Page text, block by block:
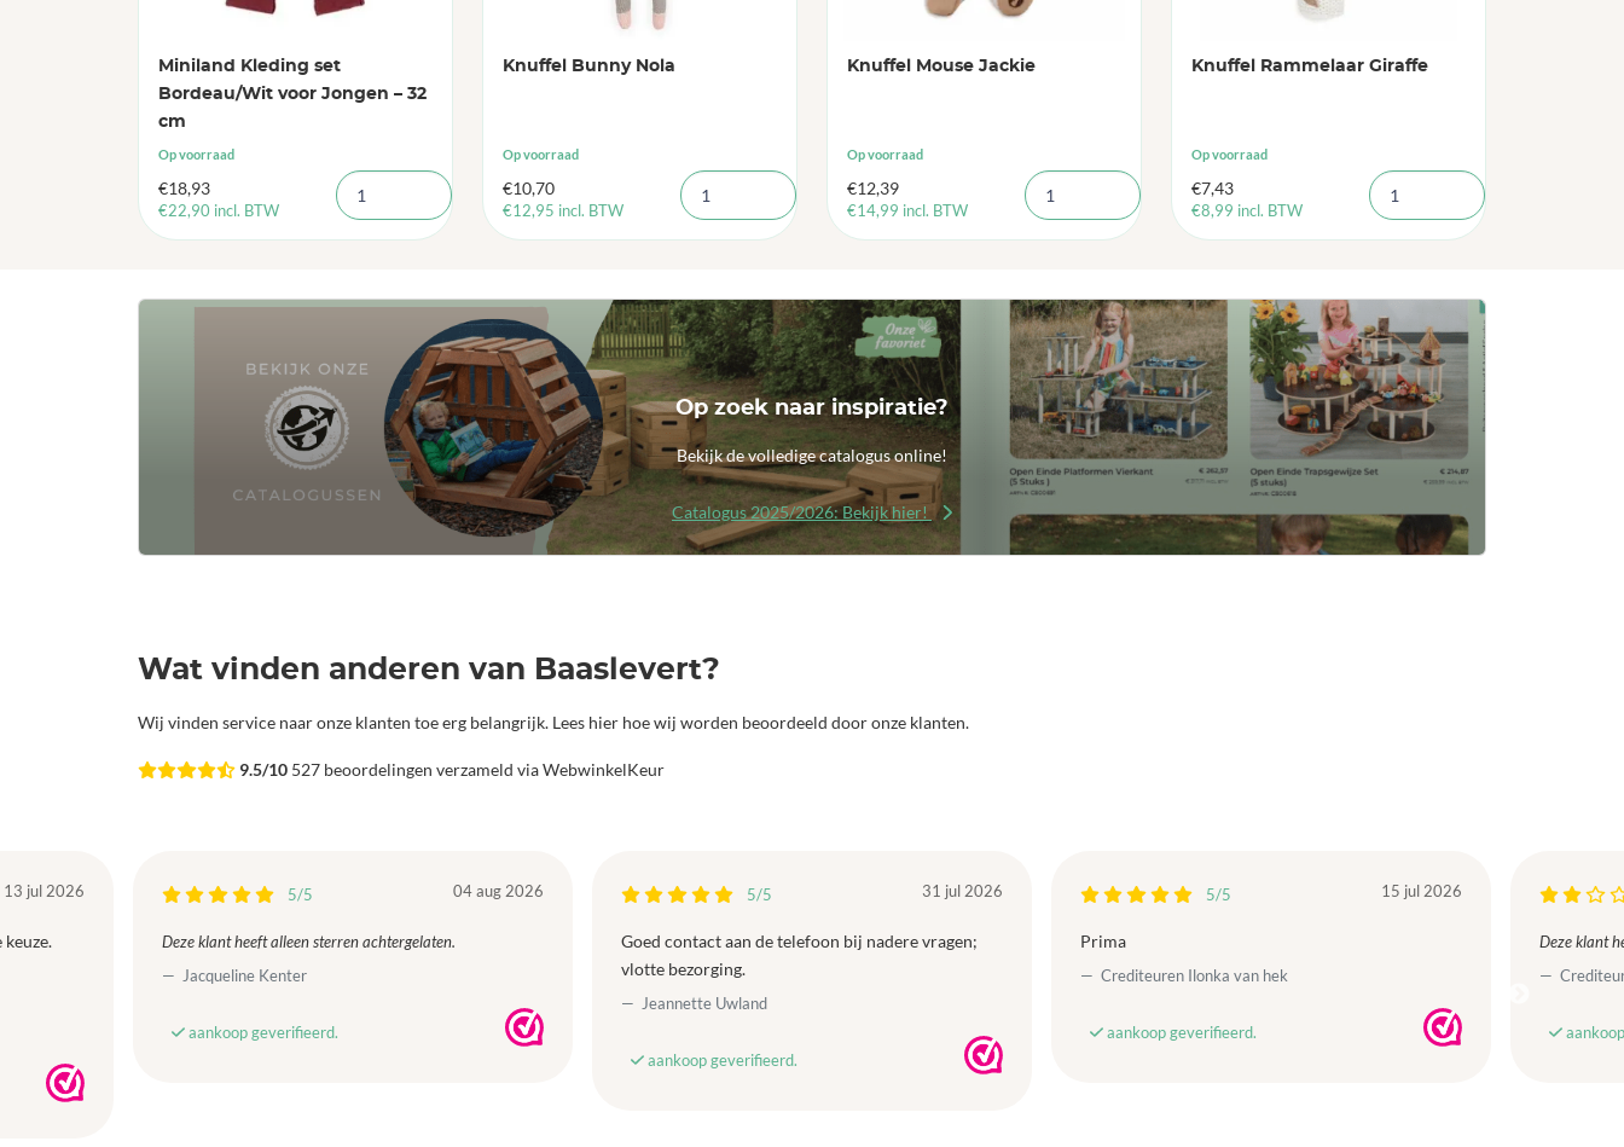
Miniland Kleding set
Bordeau/Wit voor Jongen – 32
cm
Op voorraad
€18,93
€22,90 incl. BTW
Knuffel Bunny Nola
Op voorraad
€10,70
€12,95 incl. BTW
Knuffel Mouse Jackie
Op voorraad
€12,39
€14,99 incl. BTW
Knuffel Rammelaar Giraffe
Op voorraad
€7,43
€8,99 incl. BTW
Op zoek naar inspiratie?
Bekijk de volledige catalogus online!
Catalogus 2025/2026: Bekijk hier!
Wat vinden anderen van Baaslevert?
Wij vinden service naar onze klanten toe erg belangrijk. Lees hier hoe wij worden beoordeeld door onze klanten.
9.5/10527 beoordelingen verzameld via WebwinkelKeur
13 jul 2026 5/5 04 aug 2026
Deze klant heeft alleen sterren achtergelaten.
Jacqueline Kenter
aankoop geverifieerd.
5/5 31 jul 2026
Goed contact aan de telefoon bij nadere vragen;
vlotte bezorging.
Jeannette Uwland
aankoop geverifieerd.
5/5 15 jul 2026
Prima
Crediteuren Ilonka van hek
aankoop geverifieerd.
Deze klant